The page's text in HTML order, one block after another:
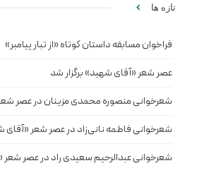
تازه ها
فراخوان مسابقه داستان کوتاه «از تبار پیامبر»
عصر شعر «آقای شهید» برگزار شد
شعرخوانی منصوره محمدی مزینان در عصر
شعرخوانی فاطمه نانی‌زاد در عصر شعر «آقای
شعرخوانی عبدالرحیم سعیدی راد در عصر